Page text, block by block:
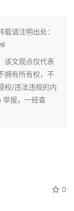
请注明出处：
该文观点仅代表
拥有所有权，不
权/违法违规的内
报，一经查
0